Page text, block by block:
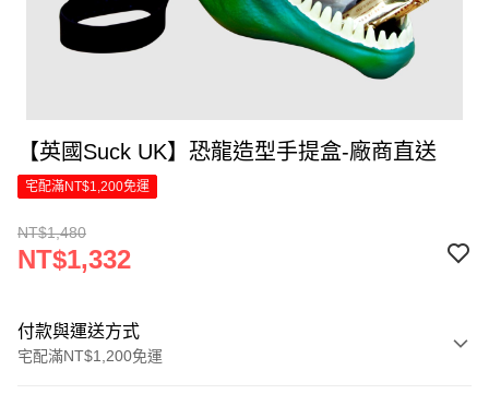
【英國Suck UK】恐龍造型手提盒-廠商直送
宅配滿NT$1,200免運
NT$1,480
NT$1,332
付款與運送方式
宅配滿NT$1,200免運